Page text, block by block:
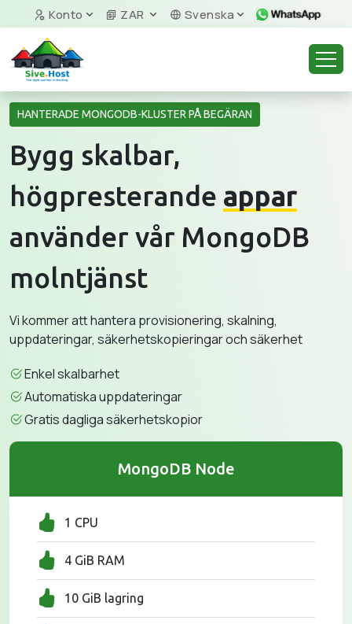
Konto ZAR Svenska
HANTERADE MONGODB-KLUSTER PÅ BEGÄRAN
Bygg skalbar,
högpresterande appar
använder vår MongoDB
molntjänst
Vi kommer att hantera provisionering, skalning,
uppdateringar, säkerhetskopieringar och säkerhet
Enkel skalbarhet
Automatiska uppdateringar
Gratis dagliga säkerhetskopior
MongoDB Node
1 CPU
4 GiB RAM
10 GiB lagring